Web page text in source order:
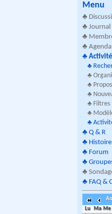
Menu
♣
♣ Journal
♣
♣ Agenda
♣
♣
♣
♣
♣
♣ Filtres
♣
♣
♣ Q & R
♣
♣ Forum
♣
♣
♣ FAQ &
Lu
Ma Me